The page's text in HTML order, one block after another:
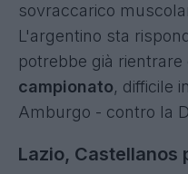
sovraccarico
L'argentino sta
potrebbe già rientrare
campionato, difficile
Amburgo - contro la
Lazio, Castellanos